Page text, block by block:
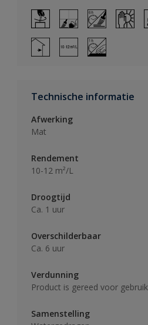
Technische informatie
Afwerking
Mat
Rendement
10-12 m²/L
Droogtijd
Ca. 1 uur
Overschilderbaar
Ca. 6 uur
Verdunning
Product is gereed voor gebruik
Samenstelling